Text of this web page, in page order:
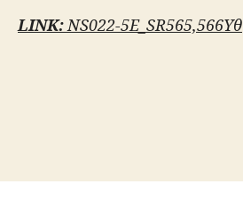
LINK:NS022-5E_SR565,566Yθ